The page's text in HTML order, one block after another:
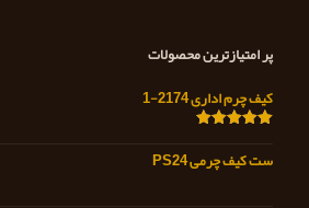
پر امتیازترین محصولات
کیف چرم اداری 2174-1
ست کیف چرمی PS24